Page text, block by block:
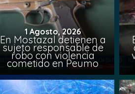
1 Agosto, 2026
En Mostazal detienen a
sujeto responsable de
robo con violencia
cometido en Peumo